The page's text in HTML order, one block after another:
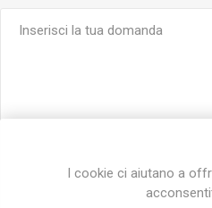
I cookie ci aiutano a